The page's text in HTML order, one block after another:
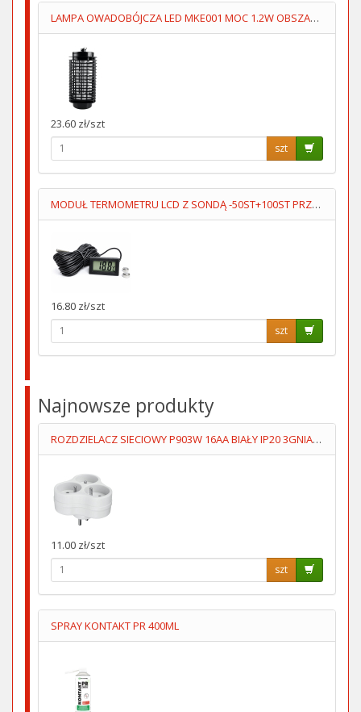
LAMPA OWADOBÓJCZA LED MKE001 MOC 1.2W OBSZAR 30m2
23.60 zł/szt
szt
MODUŁ TERMOMETRU LCD Z SONDĄ -50ST+100ST PRZEWÓD 5M
16.80 zł/szt
szt
Najnowsze produkty
ROZDZIELACZ SIECIOWY P903W 16AA BIAŁY IP20 3GNIAZDA UZIOM
11.00 zł/szt
szt
SPRAY KONTAKT PR 400ML